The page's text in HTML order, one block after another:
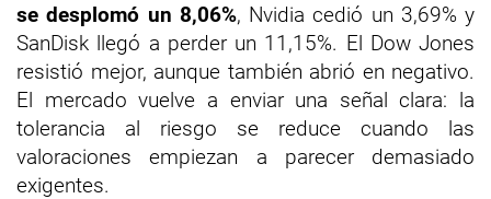
se desplomó un 8,06%, Nvidia cedió un 3,69% y
SanDisk llegó a perder un 11,15%. El Dow Jones
resistió mejor, aunque también abrió en negativo.
El mercado vuelve a enviar una señal clara: la
tolerancia al riesgo se reduce cuando las
valoraciones empiezan a parecer demasiado
exigentes.